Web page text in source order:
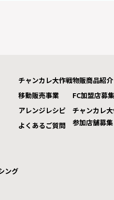
ング
チャンカレ大作戦
移動販売事業
アレンジレシピ
よくあるご質問
物販商品紹介
FC加盟店募集
チャンカレ
参加店舗募集